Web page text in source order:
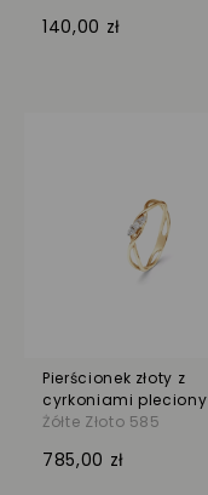
140,00 zł
Pierścionek złoty z
cyrkoniami pleciony
Żółte Złoto 585
785,00 zł